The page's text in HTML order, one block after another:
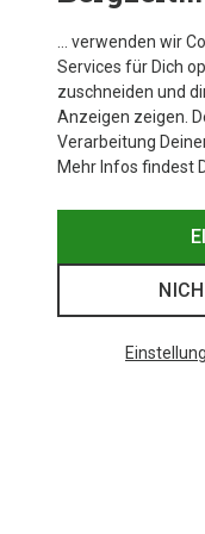
… verwenden wir
Services für Dich
zuschneiden und
Anzeigen zeigen.
Verarbeitung
Mehr Infos findest